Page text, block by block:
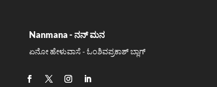
Nanmana - ನನ್ ಮನ
ಏನೋ ಹೇಳುವಾಸೆ - ಓಂಶಿವಪ್ರಕಾಶ್ ಬ್ಲಾಗ್